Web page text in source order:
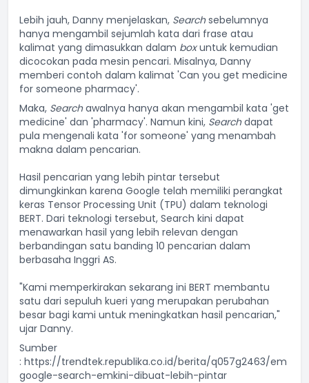
Lebih jauh, Danny menjelaskan, Searchsebelumnya
hanya mengambil sejumlah kata dari frase atau
kalimat yang dimasukkan dalam boxuntuk kemudian
dicocokan pada mesin pencari. Misalnya, Danny
memberi contoh dalam kalimat 'Can you get medicine
for someone pharmacy'.
Maka, Searchawalnya hanya akan mengambil kata 'get
medicine' dan 'pharmacy'. Namun kini, Searchdapat
pula mengenali kata 'for someone' yang menambah
makna dalam pencarian.
Hasil pencarian yang lebih pintar tersebut
dimungkinkan karena Google telah memiliki perangkat
keras Tensor Processing Unit (TPU) dalam teknologi
BERT. Dari teknologi tersebut, Search kini dapat
menawarkan hasil yang lebih relevan dengan
berbandingan satu banding 10 pencarian dalam
berbasaha Inggri AS.
"Kami memperkirakan sekarang ini BERT membantu
satu dari sepuluh kueri yang merupakan perubahan
besar bagi kami untuk meningkatkan hasil pencarian,"
ujar Danny.
Sumber
: https://trendtek.republika.co.id/berita/q057g2463/em
google-search-emkini-dibuat-lebih-pintar